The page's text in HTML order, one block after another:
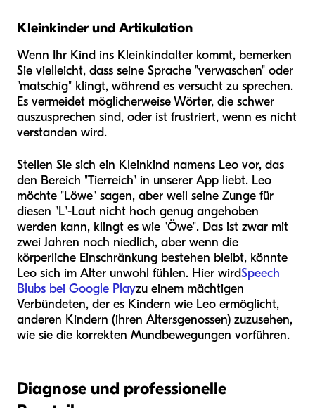
Kleinkinder und Artikulation
Wenn Ihr Kind ins Kleinkindalter kommt, bemerken
Sie vielleicht, dass seine Sprache "verwaschen" oder
"matschig" klingt, während es versucht zu sprechen.
Es vermeidet möglicherweise Wörter, die schwer
auszusprechen sind, oder ist frustriert, wenn es nicht
verstanden wird.
Stellen Sie sich ein Kleinkind namens Leo vor, das
den Bereich "Tierreich" in unserer App liebt. Leo
möchte "Löwe" sagen, aber weil seine Zunge für
diesen "L"-Laut nicht hoch genug angehoben
werden kann, klingt es wie "Öwe". Das ist zwar mit
zwei Jahren noch niedlich, aber wenn die
körperliche Einschränkung bestehen bleibt, könnte
Leo sich im Alter unwohl fühlen. Hier wirdSpeech
Blubs bei Google Playzu einem mächtigen
Verbündeten, der es Kindern wie Leo ermöglicht,
anderen Kindern (ihren Altersgenossen) zuzusehen,
wie sie die korrekten Mundbewegungen vorführen.
Diagnose und professionelle